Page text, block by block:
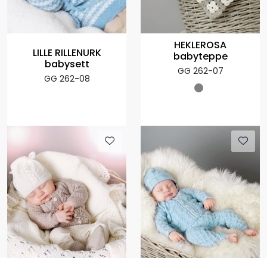
LILLE RILLENURK
babysett
GG 262-08
HEKLEROSA
babyteppe
GG 262-07